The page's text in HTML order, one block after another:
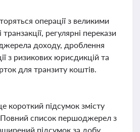
операції з великими
регулярні перекази
доходу, дроблення
з ризикових юрисдикцій та
для транзиту коштів.
короткий підсумок змісту
Повний список першоджерел з
підсумок за добу